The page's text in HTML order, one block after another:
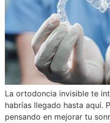
La ortodoncia invisible te
habrías llegado hasta aquí.
pensando en mejorar tu